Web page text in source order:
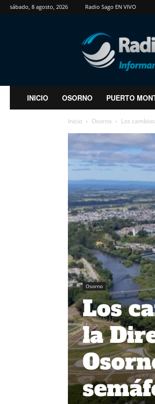
sábado, 8 agosto, 2026 Radio Sago EN VIVO
RadioSago
INICIO OSORNO PUERTO
Inicio Osorno Los
Osorno
Los
la